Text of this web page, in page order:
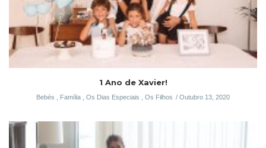
1 Ano de Xavier!
Bebés Família Os Dias Especiais Os Filhos Outubro 13, 2020